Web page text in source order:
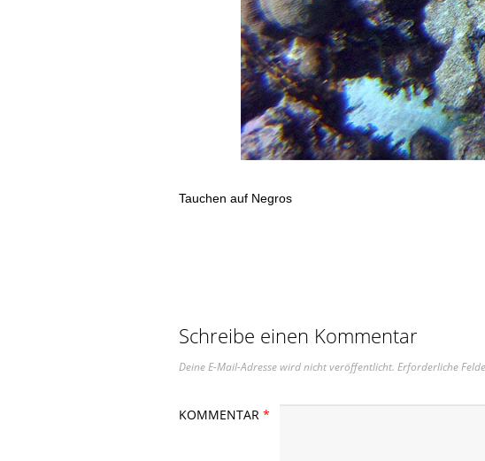
Tauchen auf Negros
Schreibe einen Kommentar
Deine E-Mail-Adresse wird nicht veröffentlicht. Erforderliche
KOMMENTAR*